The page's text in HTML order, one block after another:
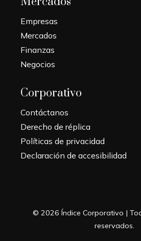
Empresas
Mercados
Finanzas
Negocios
Corporativo
Contáctanos
Derecho de réplica
Políticas de privacidad
Declaración de accesibilidad
© 2026 Índice Corporativo |
reservados.